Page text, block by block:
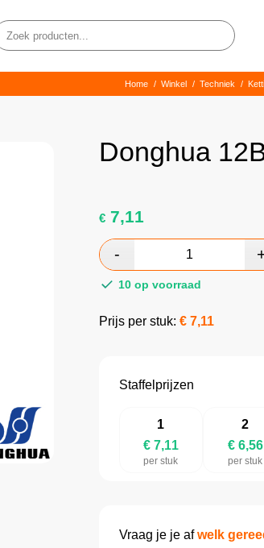
Home / Winkel / Techniek /
Donghua
€7,11
10 op voorraad
Prijs per stuk: € 7,11
Staffelprijzen
1
€ 7,11
per stuk
2
€ 6,56
per stuk
Vraag je je afwelk